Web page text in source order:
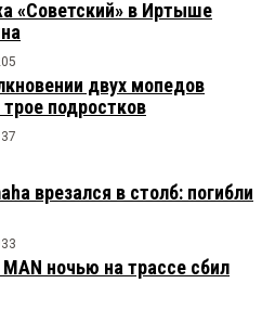
«Советский» в Иртыше
двух мопедов
подростков
врезался в столб: погибли
ночью на трассе сбил